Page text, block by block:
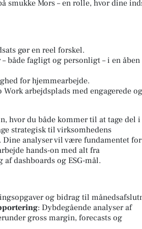
smukke Mors – en rolle, hvor dine
gør en reel forskel.
både fagligt og personligt – i en åben
for hjemmearbejde.
Workarbejdsplads med engagerede og
hvor du både kommer til at tage del i
strategisk til virksomhedens
analyser vil være fundamentet for
hands-on med alt fra
dashboards og ESG-mål.
og bidrag til
: Dybdegående analyser af
gross margin, forecasts og
KlipTone - Frisør &
Parykhus
Hejsa Jeg er så klar og
til at hjælpe dig med nyt
en fantastisk skøn